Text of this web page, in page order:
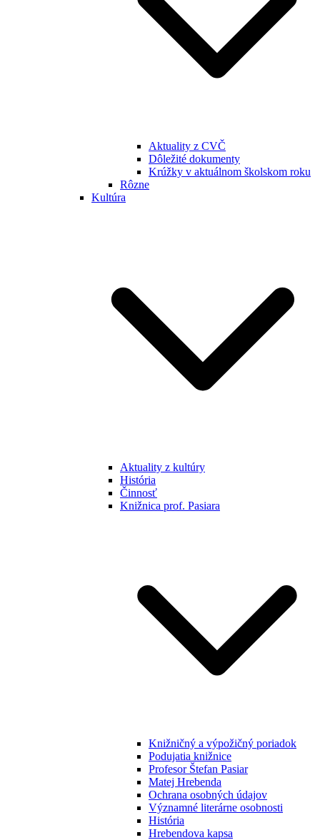
Aktuality z CVČ
Dôležité dokumenty
Krúžky v aktuálnom školskom roku
Rôzne
Kultúra
Aktuality z kultúry
História
Činnosť
Knižnica prof. Pasiara
Knižničný a výpožičný poriadok
Podujatia knižnice
Profesor Štefan Pasiar
Matej Hrebenda
Ochrana osobných údajov
Významné literárne osobnosti
História
Hrebendova kapsa